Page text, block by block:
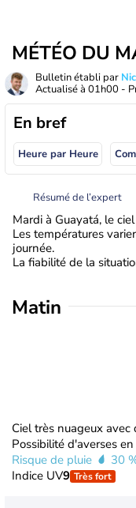
MÉTÉO DU
Bulletin établi par
Actualisé à 01h00 -
En bref
Heure par Heure
Résumé de l’expert
Mardi à Guayatá, le
Les températures
journée.
La fiabilité de la
Matin
Ciel très nuageux avec
Possibilité d'averses
Risque de pluie
30
Indice UV9 Très fort